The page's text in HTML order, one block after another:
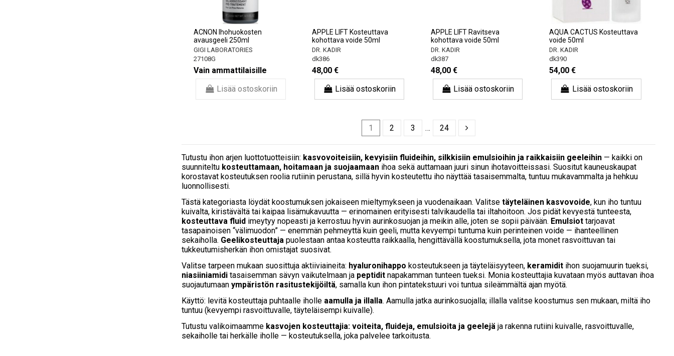
ACNON Ihohuokosten
avausgeeli 250ml
GIGI LABORATORIES
27108G
Vain ammattilaisille
Lisää ostoskoriin
APPLE LIFT Kosteuttava
kohottava voide 50ml
DR. KADIR
dk386
48,00 €
Lisää ostoskoriin
APPLE LIFT Ravitseva
kohottava voide 50ml
DR. KADIR
dk387
48,00 €
Lisää ostoskoriin
AQUA CACTUS Kosteuttava
voide 50ml
DR. KADIR
dk390
54,00 €
Lisää ostoskoriin
1 2 3 … 24
Tutustu ihon arjen luottotuotteisiin: kasvovoiteisiin, kevyisiin fluideihin, silkkisiin emulsioihin ja raikkaisiin geeleihin — kaikki on
suunniteltu kosteuttamaan, hoitamaan ja suojaamaan ihoa sekä auttamaan juuri sinun ihotavoitteissasi. Suositut kauneuskaupat
korostavat kosteutuksen roolia rutiinin perustana, sillä hyvin kosteutettu iho näyttää tasaisemmalta, tuntuu mukavammalta ja hehkuu
luonnollisesti.
Tästä kategoriasta löydät koostumuksen jokaiseen mieltymykseen ja vuodenaikaan. Valitse täyteläinen kasvovoide, kun iho tuntuu
kuivalta, kiristävältä tai kaipaa lisämukavuutta — erinomainen erityisesti talvikaudella tai iltahoitoon. Jos pidät kevyestä tunteesta,
kosteuttava fluid imeytyy nopeasti ja kerrostuu hyvin aurinkosuojan ja meikin alle, joten se sopii päivään. Emulsiot tarjoavat
tasapainoisen “välimuodon” — enemmän pehmeyttä kuin geeli, mutta kevyempi tuntuma kuin perinteinen voide — ihanteellinen
sekaiholla. Geelikosteuttaja puolestaan antaa kosteutta raikkaalla, hengittävällä koostumuksella, jota monet rasvoittuvan tai
tukkeutumisherkän ihon omistajat suosivat.
Valitse tarpeen mukaan suosittuja aktiiviaineita: hyaluronihappo kosteutukseen ja täyteläisyyteen, keramidit ihon suojamuurin tueksi,
niasiiniamidi tasaisemman sävyn vaikutelmaan ja peptidit napakamman tunteen tueksi. Monia kosteuttajia kuvataan myös auttavan ihoa
suojautumaan ympäristön rasitustekijöiltä, samalla kun ihon pintatekstuuri voi tuntua sileämmältä ajan myötä.
Käyttö: levitä kosteuttaja puhtaalle iholle aamulla ja illalla. Aamulla jatka aurinkosuojalla; illalla valitse koostumus sen mukaan, miltä iho
tuntuu (kevyempi rasvoittuvalle, täyteläisempi kuivalle).
Tutustu valikoimaamme kasvojen kosteuttajia: voiteita, fluideja, emulsioita ja geelejä ja rakenna rutiini kuivalle, rasvoittuvalle,
sekaiholle tai herkälle iholle — kosteutuksella, joka palvelee tarkoitusta.